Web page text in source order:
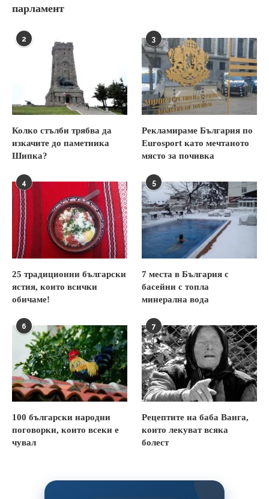
парламент
2
Колко стълби трябва да
изкачите до паметника
Шипка?
3
Рекламираме България по
Eurosport като мечтаното
място за почивка
4
25 традиционни български
ястия, които всички
обичаме!
5
7 места в България с
басейни с топла
минерална вода
6
100 български народни
поговорки, които всеки е
чувал
7
Рецептите на баба Ванга,
които лекуват всяка
болест